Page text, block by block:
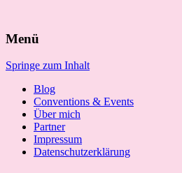
nach:
Menü
Springe zum Inhalt
Blog
Conventions & Events
Über mich
Partner
Impressum
Datenschutzerklärung